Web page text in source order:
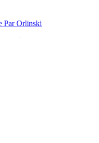
Par Orlinski